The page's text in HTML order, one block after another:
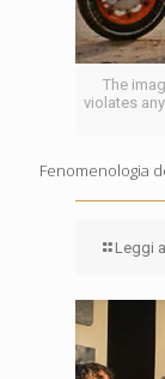
The
violates
Fenomenologia
Leggi